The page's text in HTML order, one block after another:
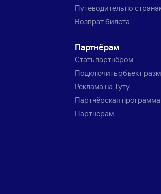
Путеводитель по
Возврат билета
Партнёрам
Стать партнёром
Подключить объект
Реклама на Туту
Партнёрская программа
Партнерам